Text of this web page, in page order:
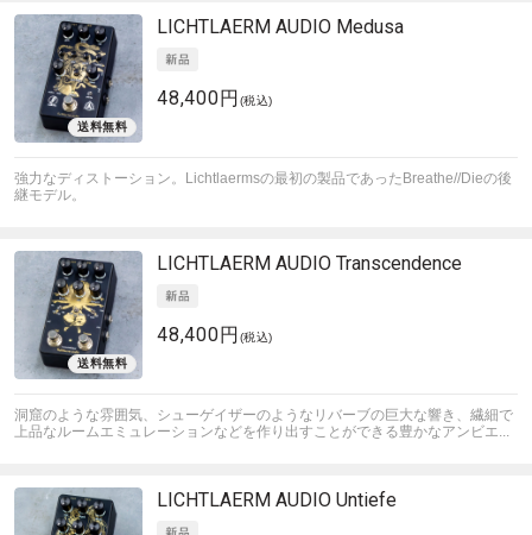
LICHTLAERM AUDIO Medusa
48,400円 (税込)
強力なディストーション。Lichtlaermsの最初の製品であったBreathe//Dieの後
継モデル。
LICHTLAERM AUDIO Transcendence
48,400円 (税込)
洞窟のような雰囲気、シューゲイザーのようなリバーブの巨大な響き、繊細で
上品なルームエミュレーションなどを作り出すことができる豊かなアンビエ...
LICHTLAERM AUDIO Untiefe